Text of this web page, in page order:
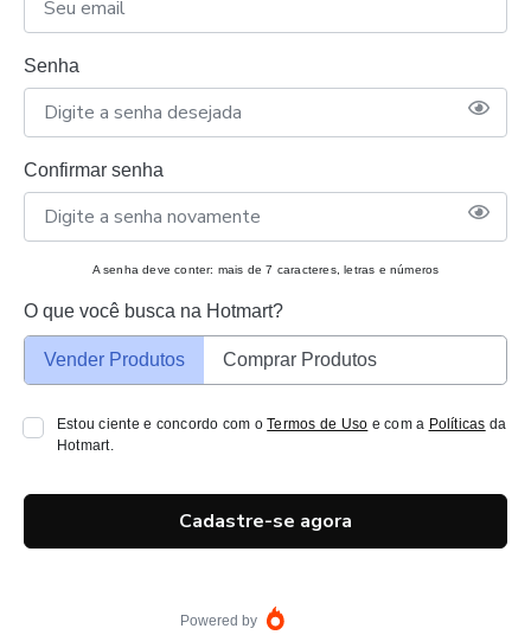
Senha
Confirmar senha
A senha deve conter: mais de 7 caracteres, letras e números
O que você busca na Hotmart?
Vender Produtos Comprar Produtos
Estou ciente e concordo com oTermos de Uso e com a Políticas da
Hotmart.
Cadastre-se agora
Powered by